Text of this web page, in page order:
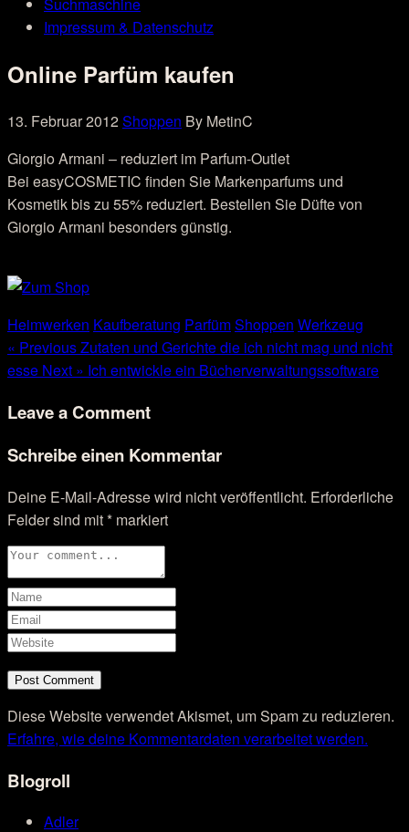
Impressum & Datenschutz
Online Parfüm kaufen
13. Februar 2012Shoppen By MetinC
Giorgio Armani – reduziert im Parfum-Outlet
Bei easyCOSMETIC finden Sie Markenparfums und
Kosmetik bis zu 55% reduziert. Bestellen Sie Düfte von
Giorgio Armani besonders günstig.
Heimwerken Kaufberatung ParfümShoppen Werkzeug
« PreviousZutaten und Gerichte die ich nicht mag und nicht
esse Next » Ich entwickle ein Bücherverwaltungssoftware
Leave a Comment
Schreibe einen Kommentar
Deine E-Mail-Adresse wird nicht veröffentlicht. Erforderliche
Felder sind mit* markiert
Diese Website verwendet Akismet, um Spam zu reduzieren.
Erfahre, wie deine Kommentardaten verarbeitet werden.
Blogroll
Adler